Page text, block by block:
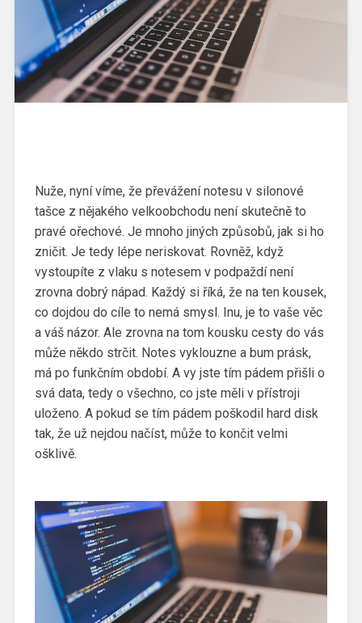
Nuže, nyní víme, že převážení notesu v silonové
tašce z nějakého velkoobchodu není skutečně to
pravé ořechové. Je mnoho jiných způsobů, jak si ho
zničit. Je tedy lépe neriskovat. Rovněž, když
vystoupíte z vlaku s notesem v podpaždí není
zrovna dobrý nápad. Každý si říká, že na ten kousek,
co dojdou do cíle to nemá smysl. Inu, je to vaše věc
a váš názor. Ale zrovna na tom kousku cesty do vás
může někdo strčit. Notes vyklouzne a bum prásk,
má po funkčním období. A vy jste tím pádem přišli o
svá data, tedy o všechno, co jste měli v přístroji
uloženo. A pokud se tím pádem poškodil hard disk
tak, že už nejdou načíst, může to končit velmi
ošklivě.